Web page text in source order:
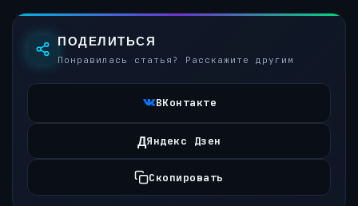
ПОДЕЛИТЬСЯ
Понравилась статья? Расскажите другим
ВКонтакте
ДЯндекс Дзен
Скопировать